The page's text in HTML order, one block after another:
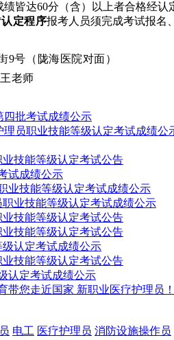
皆达60分（含）以上者合格经
认定程序报考人员须完成考试报名
9号（陇海医院对面）
老师
四批考试成绩公示
理员职业技能等级认定考试成绩公
技能等级认定考试公告
试成绩公示
业技能等级认定考试成绩公示
职业技能等级认定考试成绩公示
技能等级认定考试公告
技能等级认定考试公告
级认定考试成绩公示
技能等级认定考试公告
认定考试成绩公示
带您走近国家 新职业医疗护理员！
电工 医疗护理员 消防设施操作员